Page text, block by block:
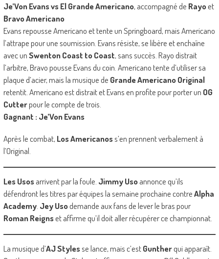
Je’Von Evans vs El Grande Americano, accompagné de Rayoet
Bravo Americano
Evans repousse Americano et tente un Springboard, mais Americano
l’attrape pour une soumission. Evans résiste, se libère et enchaîne
avec unSwenton Coast to Coast, sans succès. Rayo distrait
l’arbitre, Bravo pousse Evans du coin. Americano tente d’utiliser sa
plaque d’acier, mais la musique de Grande Americano Original
retentit. Americano est distrait et Evans en profite pour porter un OG
Cutterpour le compte de trois.
Gagnant : Je’Von Evans
Après le combat, Los Americanoss’en prennent verbalement à
l’Original.
Les Usosarrivent par la foule. Jimmy Usoannonce qu’ils
défendront les titres par équipes la semaine prochaine contreAlpha
Academy. Jey Usodemande aux fans de lever le bras pour
Roman Reignset affirme qu’il doit aller récupérer ce championnat.
La musique d’AJ Stylesse lance, mais c’estGuntherqui apparaît.